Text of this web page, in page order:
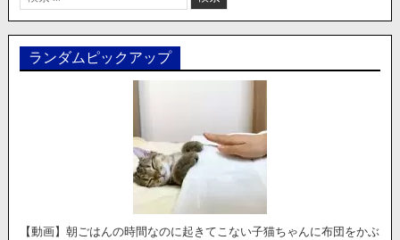
索:
ランダムピックアップ
【動画】朝ごはんの時間なのに起きてこない子猫ちゃんに布団をかぶ